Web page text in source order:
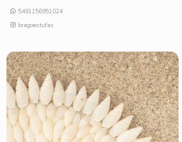
5491156951024
bragoestufas